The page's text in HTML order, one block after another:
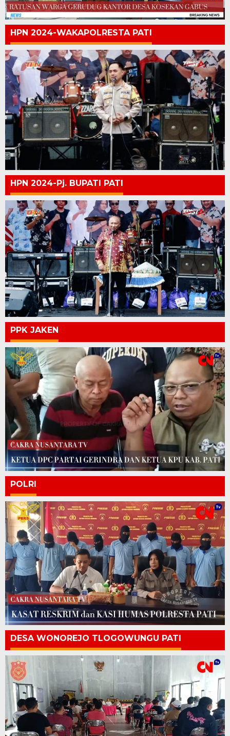
HPN 2024-WAKAPOLRESTA PATI
HPN 2024-Pj. BUPATI PATI
PPK JAKEN
POLRI
DESA WONOREJO TLOGOWUNGU PATI